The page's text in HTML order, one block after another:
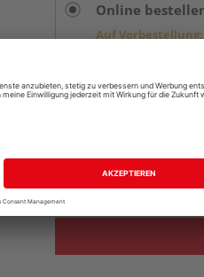
Online
Auf Vorbestellung:
Beim Händler
Verfügbar in der